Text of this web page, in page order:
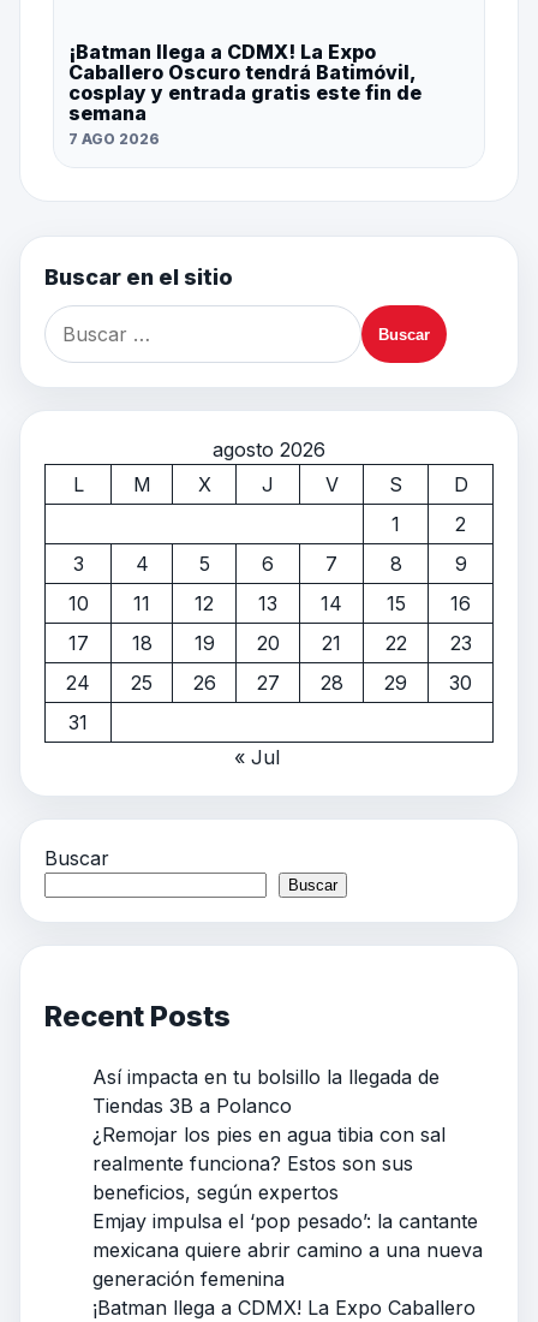
¡Batman llega a CDMX! La Expo
Caballero Oscuro tendrá Batimóvil,
cosplay y entrada gratis este fin de
semana
7 AGO 2026
Buscar en el sitio
agosto 2026
L
M X J V S
D
1
2
3
4 5 6 7 8
9
10
11 12 13 14 15
16
17
18 19 20 21 22
23
24
25 26 27 28 29
30
31
« Jul
Buscar
Buscar
Recent Posts
Así impacta en tu bolsillo la llegada de
Tiendas 3B a Polanco
¿Remojar los pies en agua tibia con sal
realmente funciona? Estos son sus
beneficios, según expertos
Emjay impulsa el ‘pop pesado’: la cantante
mexicana quiere abrir camino a una nueva
generación femenina
¡Batman llega a CDMX! La Expo Caballero